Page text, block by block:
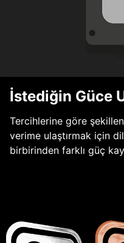
İstediğin Güce
Tercihlerine göre
verime ulaştırmak için
birbirinden farklı güç